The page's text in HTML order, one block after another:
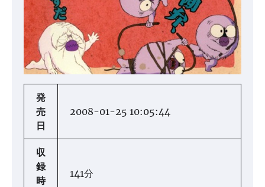
発
売
日
2008-01-25 10:05:44
収
録
時
141分